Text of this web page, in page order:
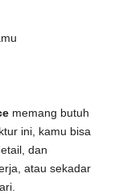
memang butuh
ini, kamu bisa
dan
atau sekadar